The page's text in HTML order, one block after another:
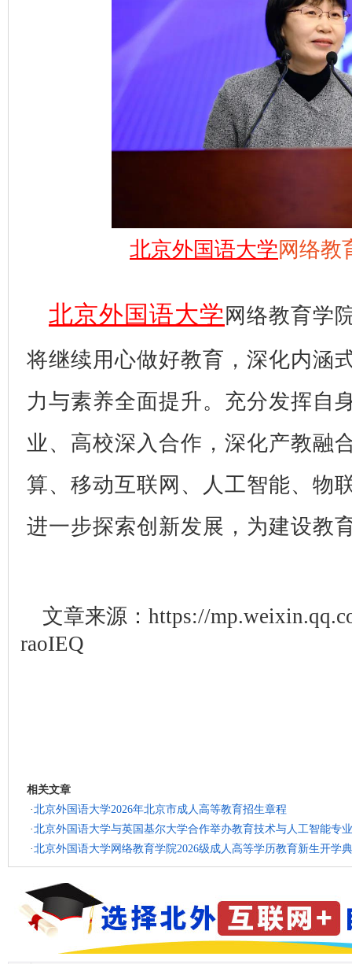
北京外国语大学网络教
北京外国语大学 网络教育学
将继续用心做好教育，深化内涵
力与素养全面提升。充分发挥自
业、高校深入合作，深化产教融
算、移动互联网、人工智能、物
进一步探索创新发展，为建设教
文章来源： https://
raoIEQ
相关文章
·北京外国语大学2026年北京市成人高等教育招生章程
·北京外国语大学与英国基尔大学合作举办教育技术与人工智能专
·北京外国语大学网络教育学院2026级成人高等学历教育新生开学